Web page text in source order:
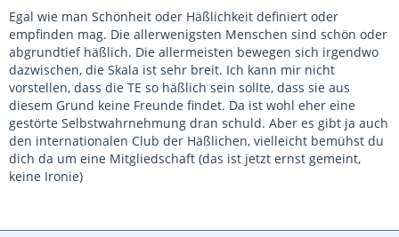
Egal wie man Schönheit oder Häßlichkeit definiert oder
empfinden mag. Die allerwenigsten Menschen sind schön oder
abgrundtief häßlich. Die allermeisten bewegen sich irgendwo
dazwischen, die Skala ist sehr breit. Ich kann mir nicht
vorstellen, dass die TE so häßlich sein sollte, dass sie aus
diesem Grund keine Freunde findet. Da ist wohl eher eine
gestörte Selbstwahrnehmung dran schuld. Aber es gibt ja auch
den internationalen Club der Häßlichen, vielleicht bemühst du
dich da um eine Mitgliedschaft (das ist jetzt ernst gemeint,
keine Ironie)